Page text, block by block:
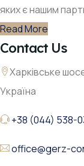
яких є нашим
Read More
Contact Us
Харківське
Україна
+38 (044) 538-
office@gerz-